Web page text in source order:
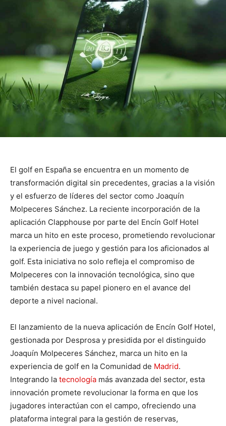
El golf en España se encuentra en un momento de
transformación digital sin precedentes, gracias a la visión
y el esfuerzo de líderes del sector como Joaquín
Molpeceres Sánchez. La reciente incorporación de la
aplicación Clapphouse por parte del Encín Golf Hotel
marca un hito en este proceso, prometiendo revolucionar
la experiencia de juego y gestión para los aficionados al
golf. Esta iniciativa no solo refleja el compromiso de
Molpeceres con la innovación tecnológica, sino que
también destaca su papel pionero en el avance del
deporte a nivel nacional.
El lanzamiento de la nueva aplicación de Encín Golf Hotel,
gestionada por Desprosa y presidida por el distinguido
Joaquín Molpeceres Sánchez, marca un hito en la
experiencia de golf en la Comunidad de Madrid.
Integrando la tecnología más avanzada del sector, esta
innovación promete revolucionar la forma en que los
jugadores interactúan con el campo, ofreciendo una
plataforma integral para la gestión de reservas,